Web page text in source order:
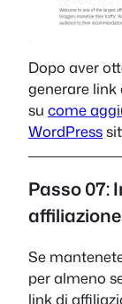
Dopo aver
generare link
su come
WordPress
Passo 07:
affiliazione
Se
per almeno
link di